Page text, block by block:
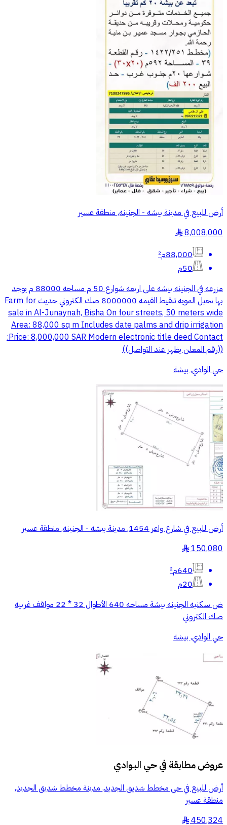
أرض للبيع في مدينة بيشه - الجنينه, منطقة عسير
8,008,000
§
88,000م²
50م
مزرعه في الجنينه بيشه على اربعه شوارع 50 م مساحه 88000 م يوجد
بها نخيل المويه تنقيط القيمه 8000000 صك الكتروني حديث Farm for
sale in Al-Junaynah, Bisha On four streets, 50 meters wide
Area: 88,000 sq m Includes date palms and drip irrigation
Price: 8,000,000 SAR Modern electronic title deed Contact:
((رقم المعلن يظهر عند التواصل))
حي الوادي, بيشة
أرض للبيع في شارع واعر 1454, مدينة بيشه - الجنينه, منطقة عسير
150,080
§
640م²
20م
ض سكنيه الجنينه بيشة مساحه 640 الأطوال 32 * 22 مواقف غربيه
صك الكتروني
حي الوادي, بيشة
عروض مطابقة فيحي البوادي
أرض للبيع في حي مخطط شديق الجديد, مدينة مخطط شديق الجديد,
منطقة عسير
450,324
§